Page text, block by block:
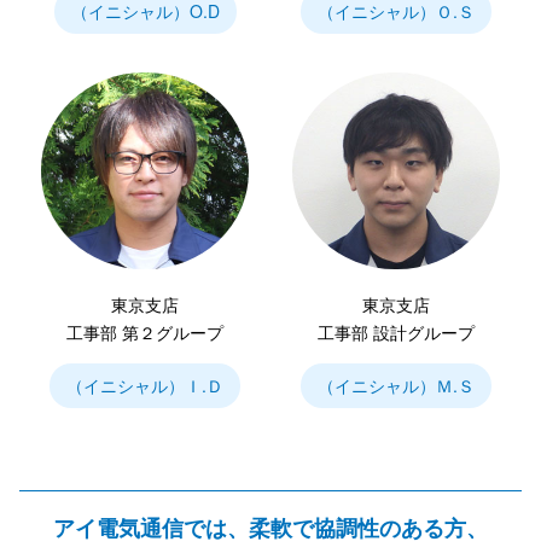
（イニシャル）O.D （イニシャル）Ｏ.Ｓ
東京支店
工事部 第２グループ
（イニシャル）Ｉ.Ｄ
東京支店
工事部 設計グループ
（イニシャル）Ｍ.Ｓ
アイ電気通信では、柔軟で協調性のある方、